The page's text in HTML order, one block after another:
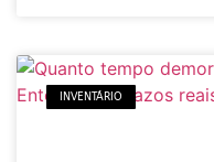
INVENTÁRIO